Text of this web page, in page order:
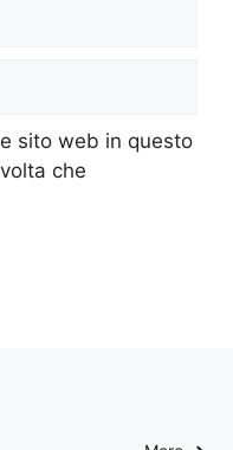
sito web in questo
che